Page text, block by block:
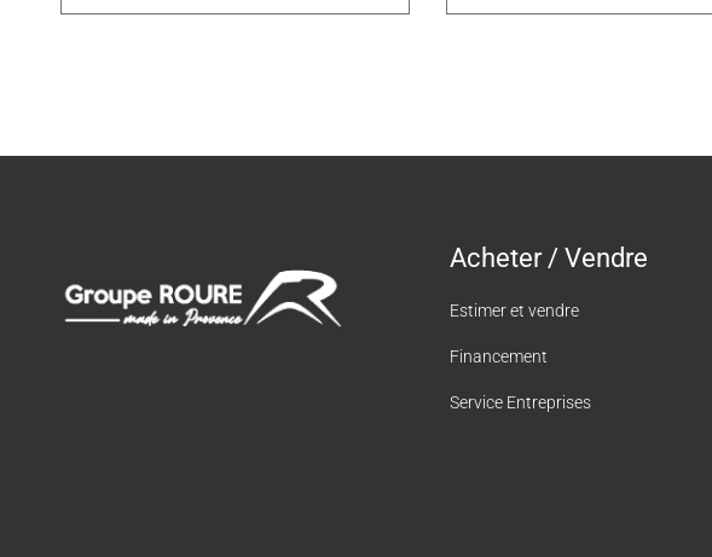
Acheter / Vendre
Estimer et vendre
Financement
Service Entreprises